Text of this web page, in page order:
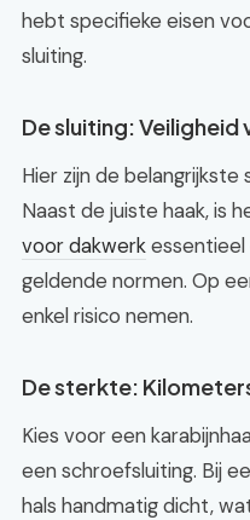
hebt specifieke eisen
sluiting.
De sluiting: Veiligheid
Hier zijn de
Naast de juiste haak, is
voor dakwerk
geldende normen. Op
enkel risico nemen.
De sterkte:
Kies voor een
een schroefsluiting. Bij
hals handmatig dicht,